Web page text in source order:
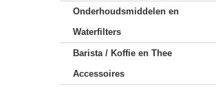
Onderhoudsmiddelen en
Waterfilters
Barista / Koffie en Thee
Accessoires